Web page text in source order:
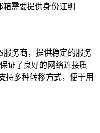
箱需要提供身份证明
服务商，提供稳定的服务
证了良好的网络连接质
持多种转移方式，便于用